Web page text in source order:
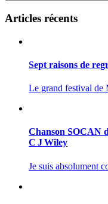
Articles récents
Sept raisons de
Le grand festival de
Chanson SOCAN
C J Wiley
Je suis absolument